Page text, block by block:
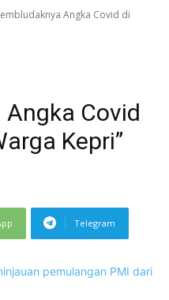
Angka Covid di
Angka Covid
Kepri”
Telegram